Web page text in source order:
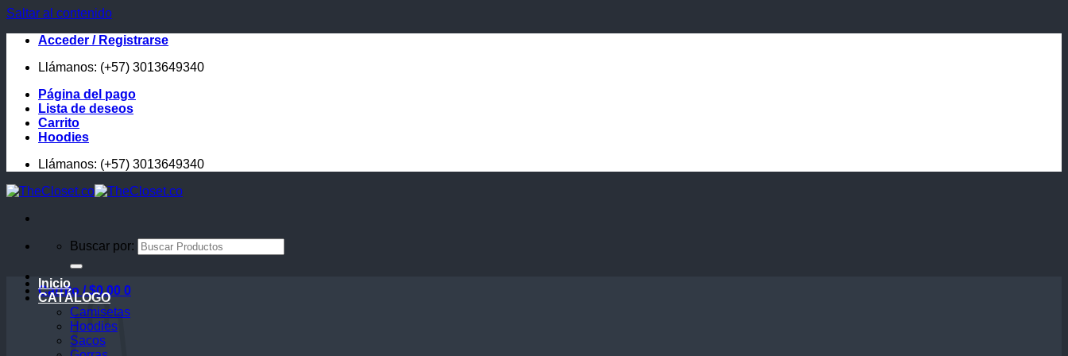
Saltar al contenido
Acceder / Registrarse
Llámanos: (+57) 3013649340
Página del pago
Lista de deseos
Carrito
Hoodies
Llámanos: (+57) 3013649340
Buscar por:
Carrito /$0.00 0
Inicio
CATÁLOGO
Camisetas
Hoodies
Sacos